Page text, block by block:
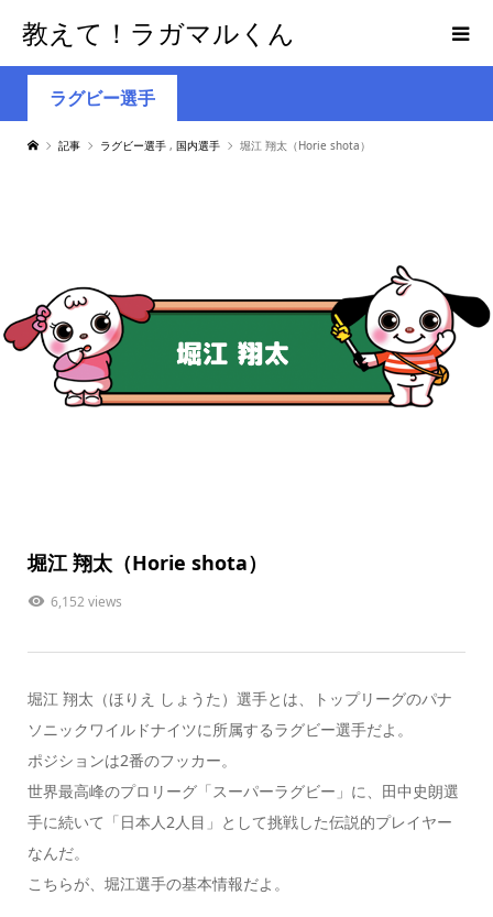
教えて！ラガマルくん
ラグビー選手
記事 ラグビー選手 , 国内選手 堀江 翔太（Horie shota）
堀江 翔太（Horie shota）
6,152 views
堀江 翔太（ほりえ しょうた）選手とは、トップリーグのパナ
ソニックワイルドナイツに所属するラグビー選手だよ。
ポジションは2番のフッカー。
世界最高峰のプロリーグ「スーパーラグビー」に、田中史朗選
手に続いて「日本人2人目」として挑戦した伝説的プレイヤー
なんだ。
こちらが、堀江選手の基本情報だよ。